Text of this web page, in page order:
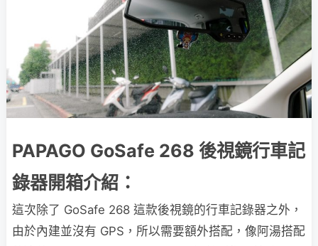
PAPAGO GoSafe 268 後視鏡行車記
錄器開箱介紹：
這次除了 GoSafe 268 這款後視鏡的行車記錄器之外，
由於內建並沒有 GPS，所以需要額外搭配，像阿湯搭配